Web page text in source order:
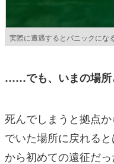
実際に遭遇するとパニックにな
……でも、いまの場所
死んでしまうと拠点
でいた場所に戻れる
から初めての遠征だ